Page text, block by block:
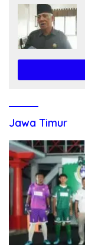
Jawa Timur